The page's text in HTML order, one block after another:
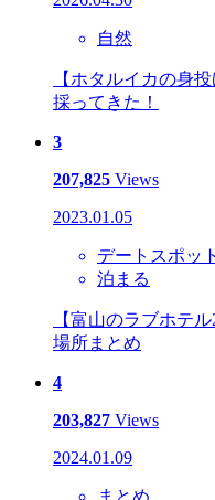
自然
【ホタルイカの身
採ってきた！
3
207,825 Views
2023.01.05
デートスポット
泊まる
【富山のラブホテ
場所まとめ
4
203,827 Views
2024.01.09